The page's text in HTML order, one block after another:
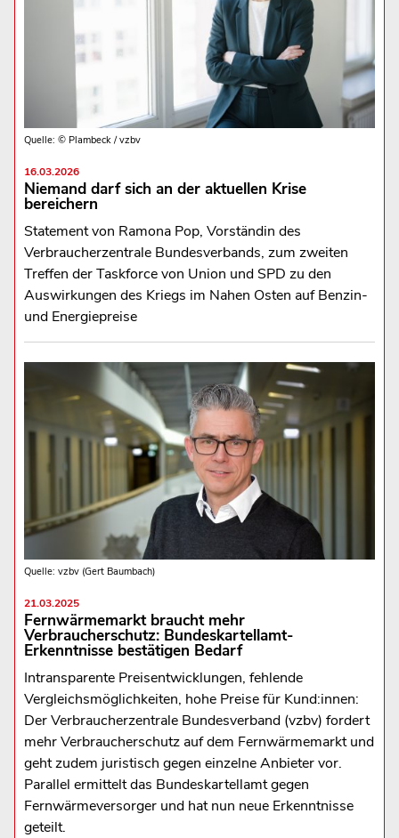
Quelle: © Plambeck / vzbv
16.03.2026
Niemand darf sich an der aktuellen Krise
bereichern
Statement von Ramona Pop, Vorständin des
Verbraucherzentrale Bundesverbands, zum zweiten
Treffen der Taskforce von Union und SPD zu den
Auswirkungen des Kriegs im Nahen Osten auf Benzin-
und Energiepreise
Quelle: vzbv (Gert Baumbach)
21.03.2025
Fernwärmemarkt braucht mehr
Verbraucherschutz: Bundeskartellamt-
Erkenntnisse bestätigen Bedarf
Intransparente Preisentwicklungen, fehlende
Vergleichsmöglichkeiten, hohe Preise für Kund:innen:
Der Verbraucherzentrale Bundesverband (vzbv) fordert
mehr Verbraucherschutz auf dem Fernwärmemarkt und
geht zudem juristisch gegen einzelne Anbieter vor.
Parallel ermittelt das Bundeskartellamt gegen
Fernwärmeversorger und hat nun neue Erkenntnisse
geteilt.